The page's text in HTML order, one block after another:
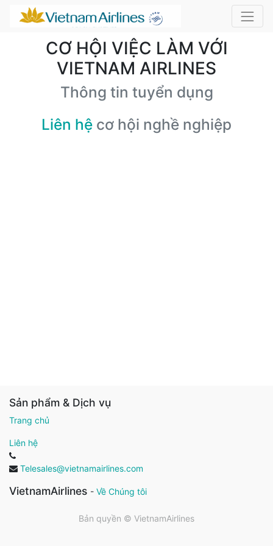
CƠ HỘI VIỆC LÀM VỚI
VIETNAM AIRLINES
Thông tin tuyển dụng
Liên hệ cơ hội nghề nghiệp
Sản phẩm & Dịch vụ
Trang chủ
Liên hệ
Telesales@vietnamairlines.com
VietnamAirlines - Về Chúng tôi
Bản quyền © VietnamAirlines